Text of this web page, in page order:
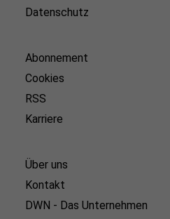
Datenschutz
Abonnement
Cookies
RSS
Karriere
Über uns
Kontakt
DWN - Das Unternehmen